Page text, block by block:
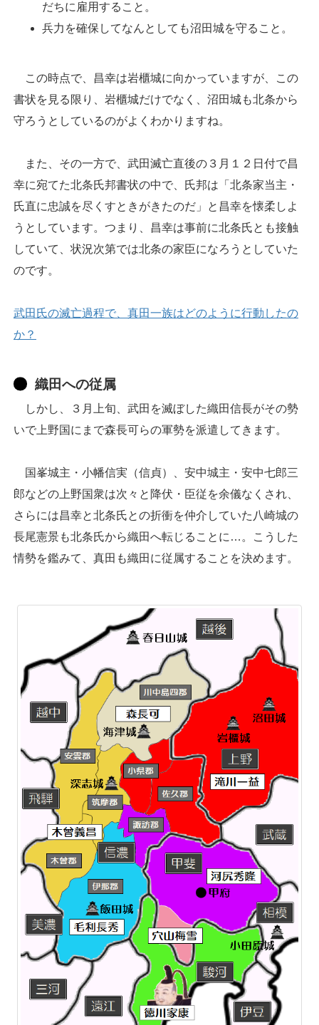
だちに雇用すること。
兵力を確保してなんとしても沼田城を守ること。
この時点で、昌幸は岩櫃城に向かっていますが、この
書状を見る限り、岩櫃城だけでなく、沼田城も北条から
守ろうとしているのがよくわかりますね。
また、その一方で、武田滅亡直後の３月１２日付で昌
幸に宛てた北条氏邦書状の中で、氏邦は「北条家当主・
氏直に忠誠を尽くすときがきたのだ」と昌幸を懐柔しよ
うとしています。つまり、昌幸は事前に北条氏とも接触
していて、状況次第では北条の家臣になろうとしていた
のです。
武田氏の滅亡過程で、真田一族はどのように行動したの
か？
織田への従属
しかし、３月上旬、武田を滅ぼした織田信長がその勢
いで上野国にまで森長可らの軍勢を派遣してきます。
国峯城主・小幡信実（信貞）、安中城主・安中七郎三
郎などの上野国衆は次々と降伏・臣従を余儀なくされ、
さらには昌幸と北条氏との折衝を仲介していた八崎城の
長尾憲景も北条氏から織田へ転じることに…。こうした
情勢を鑑みて、真田も織田に従属することを決めます。